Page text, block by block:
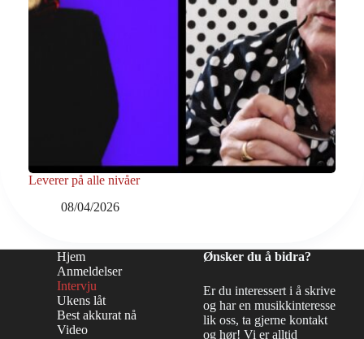
Leverer på alle nivåer
08/04/2026
Hjem
Anmeldelser
Intervju
Ukens låt
Best akkurat nå
Video
Ønsker du å bidra?
Er du interessert i å skrive
og har en musikkinteresse
lik oss, ta gjerne kontakt
og hør! Vi er alltid